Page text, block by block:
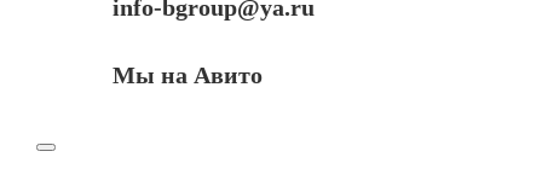
info-bgroup@ya.ru
Мы на Авито